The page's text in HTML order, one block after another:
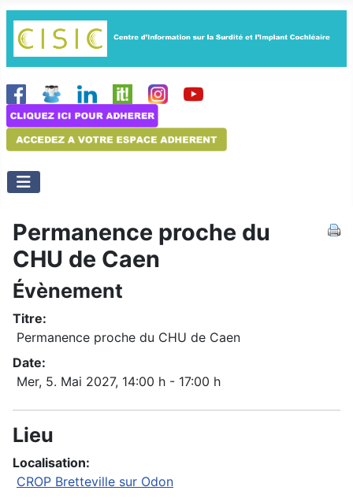
Permanence proche du
CHU de Caen
Évènement
Titre:
Permanence proche du CHU de Caen
Date:
Mer, 5. Mai 2027, 14:00 h - 17:00 h
Lieu
Localisation:
CROP Bretteville sur Odon